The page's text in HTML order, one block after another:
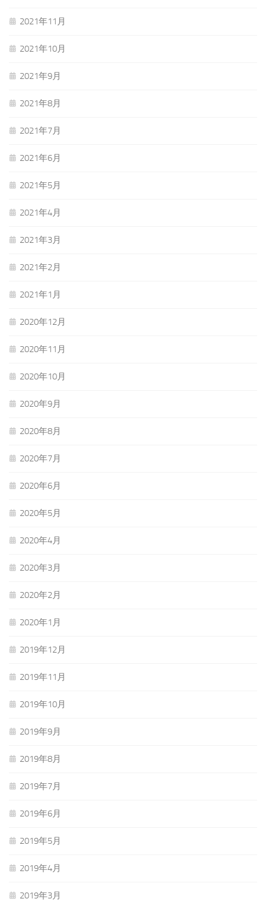
2021年11月
2021年10月
2021年9月
2021年8月
2021年7月
2021年6月
2021年5月
2021年4月
2021年3月
2021年2月
2021年1月
2020年12月
2020年11月
2020年10月
2020年9月
2020年8月
2020年7月
2020年6月
2020年5月
2020年4月
2020年3月
2020年2月
2020年1月
2019年12月
2019年11月
2019年10月
2019年9月
2019年8月
2019年7月
2019年6月
2019年5月
2019年4月
2019年3月